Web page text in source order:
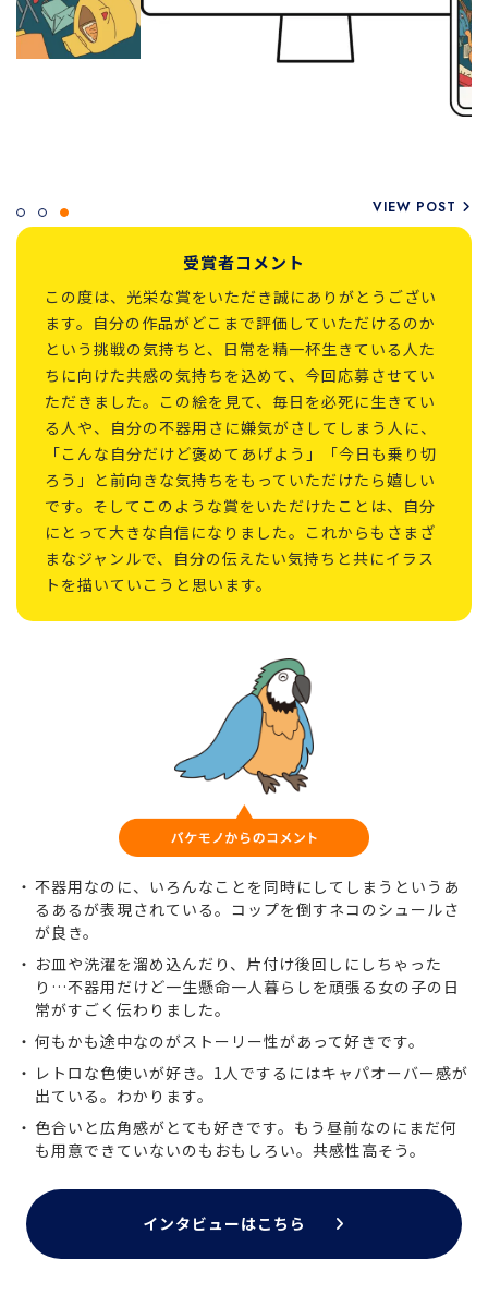
VIEW POST
受賞者コメント
この度は、光栄な賞をいただき誠にありがとうござい
ます。自分の作品がどこまで評価していただけるのか
という挑戦の気持ちと、日常を精一杯生きている人た
ちに向けた共感の気持ちを込めて、今回応募させてい
ただきました。この絵を見て、毎日を必死に生きてい
る人や、自分の不器用さに嫌気がさしてしまう人に、
「こんな自分だけど褒めてあげよう」「今日も乗り切
ろう」と前向きな気持ちをもっていただけたら嬉しい
です。そしてこのような賞をいただけたことは、自分
にとって大きな自信になりました。これからもさまざ
まなジャンルで、自分の伝えたい気持ちと共にイラス
トを描いていこうと思います。
不器用なのに、いろんなことを同時にしてしまうというあ
るあるが表現されている。コップを倒すネコのシュールさ
が良き。
お皿や洗濯を溜め込んだり、片付け後回しにしちゃった
り…不器用だけど一生懸命一人暮らしを頑張る女の子の日
常がすごく伝わりました。
何もかも途中なのがストーリー性があって好きです。
レトロな色使いが好き。1人でするにはキャパオーバー感が
出ている。わかります。
色合いと広角感がとても好きです。もう昼前なのにまだ何
も用意できていないのもおもしろい。共感性高そう。
インタビューはこちら